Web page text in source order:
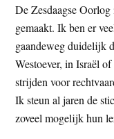
De Zesdaagse
gemaakt. Ik ben er
gaandeweg duidelijk
Westoever, in Israël
strijden voor
Ik steun al jaren de
zoveel mogelijk hun